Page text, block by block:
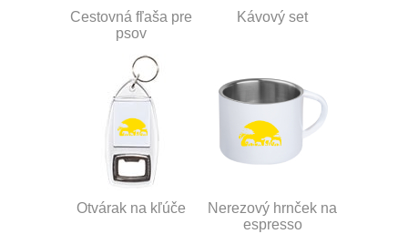
Cestovná fľaša pre
psov
Kávový set
Otvárak na kľúče
Nerezový hrnček na
espresso